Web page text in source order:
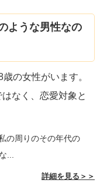
ような男性なの
の女性がいます。
なく、恋愛対象と
の周りのその年代の
...
詳細を見る＞＞